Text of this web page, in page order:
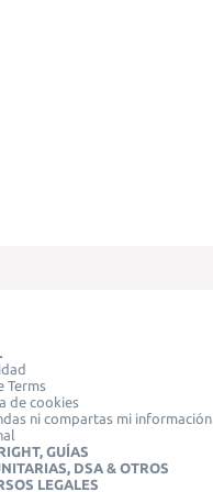
Terms
de cookies
ni compartas mi información
GUÍAS
DSA & OTROS
LEGALES